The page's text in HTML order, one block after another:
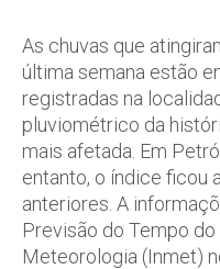
As chuvas que
última semana estão
registradas na
pluviométrico da
mais afetada. Em
entanto, o índice ficou
anteriores. A
Previsão do Tempo
Meteorologia (Inmet)